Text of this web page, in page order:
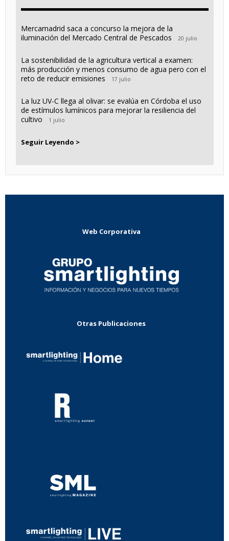
Mercamadrid saca a concurso la mejora de la
iluminación del Mercado Central de Pescados
20 julio
La sostenibilidad de la agricultura vertical a examen:
más producción y menos consumo de agua pero con el
reto de reducir emisiones
17 julio
La luz UV-C llega al olivar: se evalúa en Córdoba el uso
de estímulos lumínicos para mejorar la resiliencia del
cultivo
1 julio
Seguir Leyendo >
Web Corporativa
Otras Publicaciones